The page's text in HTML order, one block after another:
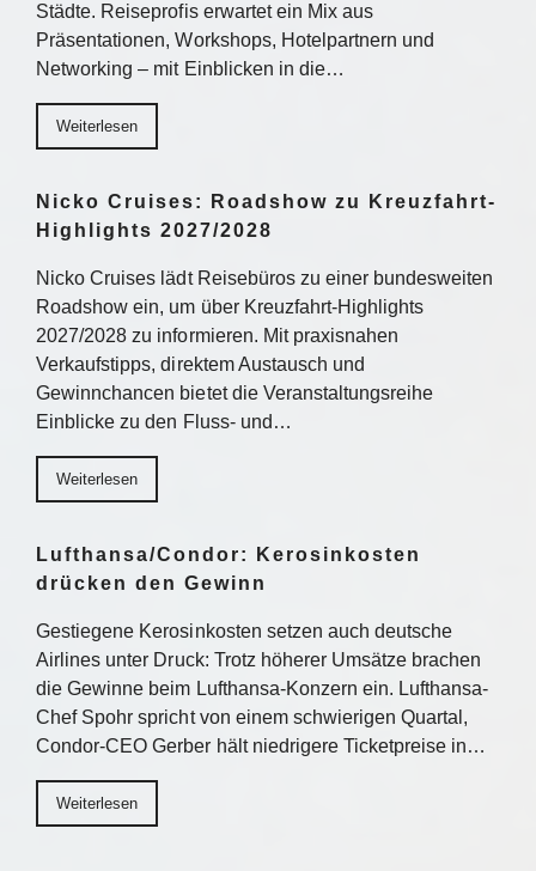
Städte. Reiseprofis erwartet ein Mix aus
Präsentationen, Workshops, Hotelpartnern und
Networking – mit Einblicken in die…
Weiterlesen
Nicko Cruises: Roadshow zu Kreuzfahrt-
Highlights 2027/2028
Nicko Cruises lädt Reisebüros zu einer bundesweiten
Roadshow ein, um über Kreuzfahrt-Highlights
2027/2028 zu informieren. Mit praxisnahen
Verkaufstipps, direktem Austausch und
Gewinnchancen bietet die Veranstaltungsreihe
Einblicke zu den Fluss- und…
Weiterlesen
Lufthansa/Condor: Kerosinkosten
drücken den Gewinn
Gestiegene Kerosinkosten setzen auch deutsche
Airlines unter Druck: Trotz höherer Umsätze brachen
die Gewinne beim Lufthansa-Konzern ein. Lufthansa-
Chef Spohr spricht von einem schwierigen Quartal,
Condor-CEO Gerber hält niedrigere Ticketpreise in…
Weiterlesen